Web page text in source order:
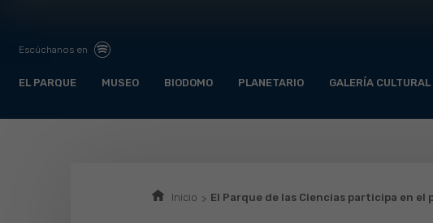
Escúchanos en
EL PARQUE MUSEO BIODOMO PLANETARIO GALERÍA CULTURAL
Inicio El Parque de las Ciencias participa en